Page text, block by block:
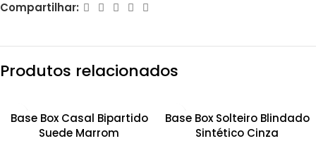
Compartilhar:
Produtos relacionados
Base Box Casal Bipartido
Suede Marrom
Base Box Solteiro Blindado
Sintético Cinza